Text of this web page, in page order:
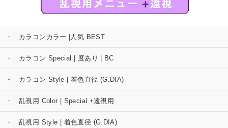
カラコンカラー |人気 BEST
カラコン Special | 度あり | BC
カラコン Style | 着色直径 (G.DIA)
乱視用 Color | Special +遠視用
乱視用 Style | 着色直径 (G.DIA)